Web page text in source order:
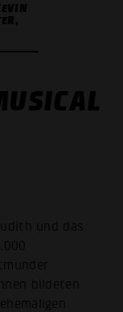
und das
bildeten